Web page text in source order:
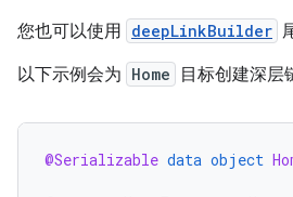
您也可以使用 deepLinkBuilder
以下示例会为 Home 目标创建深层
@Serializable data object